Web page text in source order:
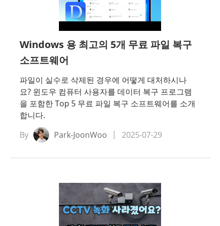
Windows 용 최고의 5개 무료 파일 복구
소프트웨어
파일이 실수로 삭제된 경우에 어떻게 대처하시나
요? 윈도우 컴퓨터 사용자를 데이터 복구 프로그램
을 포함한 Top 5 무료 파일 복구 소프트웨어를 소개
합니다.
By
Park-JoonWoo 2025-07-29